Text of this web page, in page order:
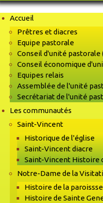
Accueil
Prêtres et diacres
Equipe pastorale
Conseil d'unité pastorale
Conseil économique
Equipes relais
Assemblée de l'unité
Secrétariat de l'unité
Les communautés
Saint-Vincent
Historique de l'église
Saint-Vincent diacre
Saint-Vincent Histoire
Notre-Dame de la
Histoire de la
Histoire de Sainte